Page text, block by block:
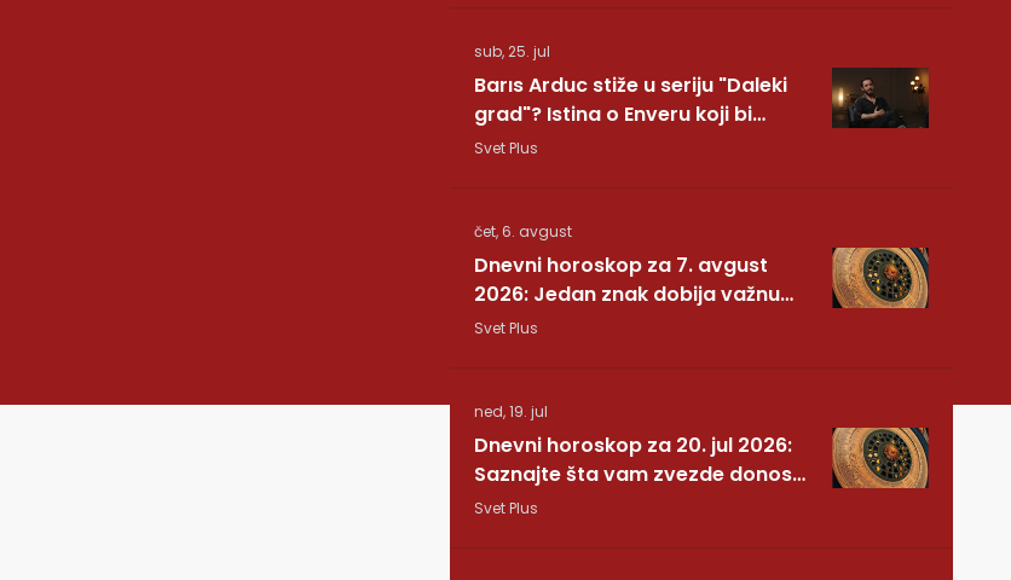
sub, 25. jul
Barıs Arduc stiže u seriju "Daleki
grad"? Istina o Enveru koji bi
mogao da promeni sve
Svet Plus
čet, 6. avgust
Dnevni horoskop za 7. avgust
2026: Jedan znak dobija važnu
vest, drugom se vraća osoba iz
Svet Plus
ned, 19. jul
Dnevni horoskop za 20. jul 2026:
Saznajte šta vam zvezde donose
ovog ponedeljka
Svet Plus